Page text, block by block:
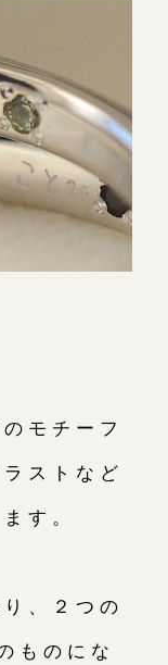
モチーフ
ストなど
す。
、２つの
ものにな